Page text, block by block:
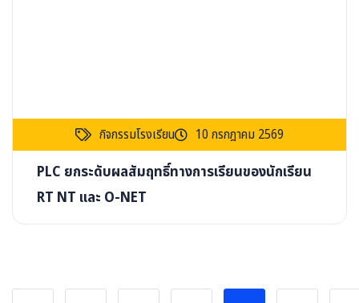
PLC ยกระดับผลสัมฤทธิ์ทางการเรียนของนักเรียน
RT NT และ O-NET
กิจกรรมโรงเรียน 10 กรกฎาคม 2569